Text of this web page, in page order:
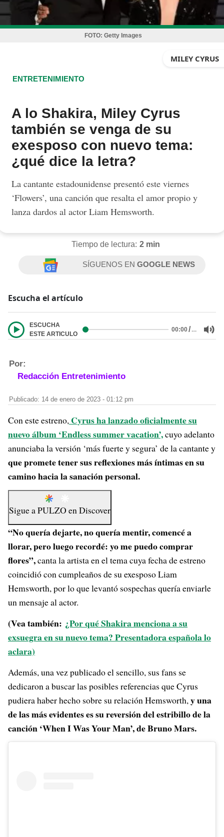
FOTO: Getty Images
MILEY CYRUS
ENTRETENIMIENTO
A lo Shakira, Miley Cyrus
también se venga de su
exesposo con nuevo tema:
¿qué dice la letra?
La cantante estadounidense presentó este viernes
‘Flowers’, una canción que resalta el amor propio y
lanza dardos al actor Liam Hemsworth.
Tiempo de lectura: 2 min
SÍGUENOS ENGOOGLE NEWS
Escucha el artículo
ESCUCHA
ESTE ARTICULO
00:00/…
Por:
Redacción Entretenimiento
Publicado: 14 de enero de 2023 - 01:12 pm
Con este estreno, Cyrus ha lanzado oficialmente su
nuevo álbum ‘Endless summer vacation’,cuyo adelanto
anunciaba la versión ‘más fuerte y segura’ de la cantante y
que promete tener sus reflexiones más íntimas en su
camino hacia la sanación personal.
Sigue aPULZO enDiscover
“No quería dejarte, no quería mentir, comencé a
llorar, pero luego recordé: yo me puedo comprar
flores”,canta la artista en el tema cuya fecha de estreno
coincidió con cumpleaños de su exesposo Liam
Hemsworth, por lo que levantó sospechas quería enviarle
un mensaje al actor.
(Vea también: ¿Por qué Shakira menciona a su
exsuegra en su nuevo tema? Presentadora española lo
aclara)
Además, una vez publicado el sencillo, sus fans se
dedicaron a buscar las posibles referencias que Cyrus
pudiera haber hecho sobre su relación Hemsworth,y una
de las más evidentes es su reversión del estribillo de la
canción ‘When I Was Your Man’, de Bruno Mars.